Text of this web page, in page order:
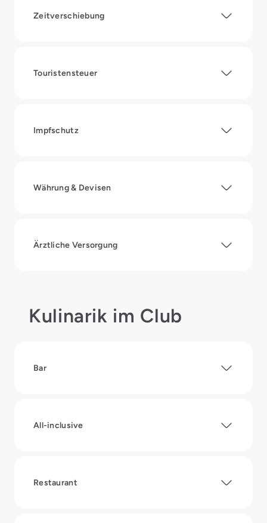
Zeitverschiebung
Touristensteuer
Impfschutz
Währung & Devisen
Ärztliche Versorgung
Kulinarik im Club
Bar
All-inclusive
Restaurant